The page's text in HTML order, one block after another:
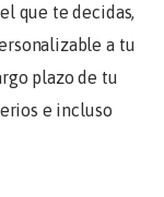
que te decidas,
a tu
plazo de tu
e incluso